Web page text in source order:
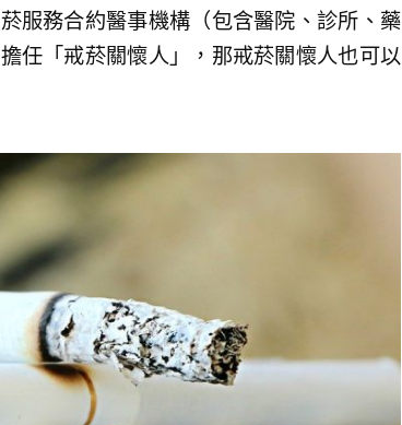
服務合約醫事機構（包含醫院、診所、藥
任「戒菸關懷人」，那戒菸關懷人也可以